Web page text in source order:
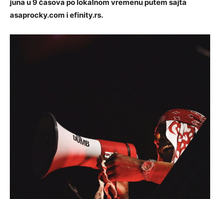
juna u 9 časova po lokalnom vremenu putem sajta
asaprocky.com i efinity.rs.